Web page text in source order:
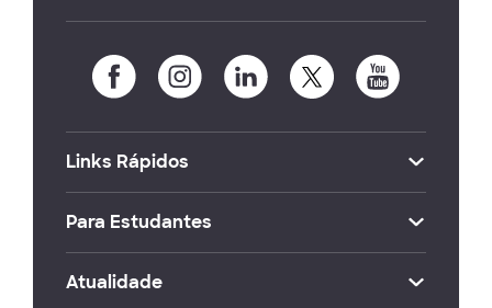
Links Rápidos
Para Estudantes
Atualidade